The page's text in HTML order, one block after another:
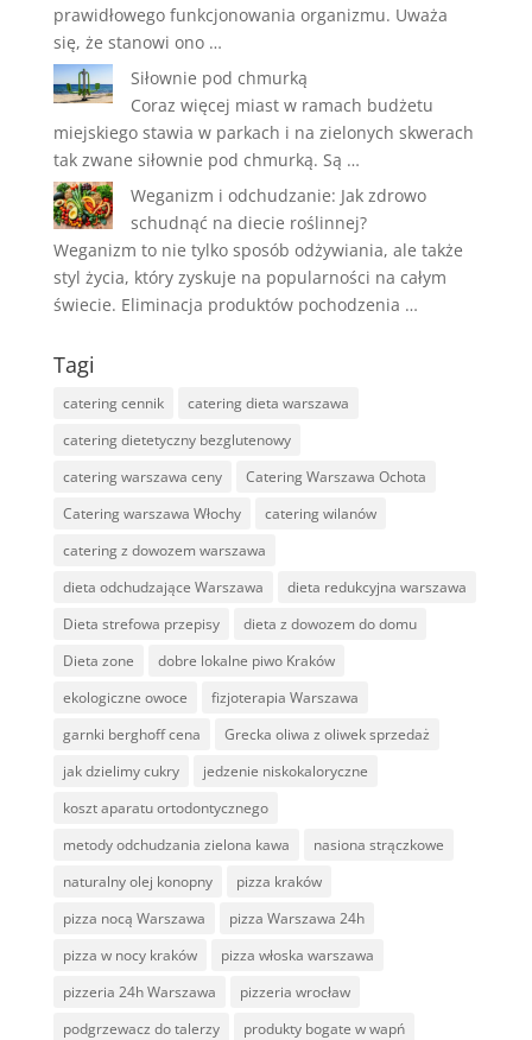
prawidłowego funkcjonowania organizmu. Uważa
się, że stanowi ono …
Siłownie pod chmurką
Coraz więcej miast w ramach budżetu
miejskiego stawia w parkach i na zielonych skwerach
tak zwane siłownie pod chmurką. Są …
Weganizm i odchudzanie: Jak zdrowo
schudnąć na diecie roślinnej?
Weganizm to nie tylko sposób odżywiania, ale także
styl życia, który zyskuje na popularności na całym
świecie. Eliminacja produktów pochodzenia …
Tagi
catering cennik
catering dieta warszawa
catering dietetyczny bezglutenowy
catering warszawa ceny
Catering Warszawa Ochota
Catering warszawa Włochy
catering wilanów
catering z dowozem warszawa
dieta odchudzające Warszawa
dieta redukcyjna warszawa
Dieta strefowa przepisy
dieta z dowozem do domu
Dieta zone
dobre lokalne piwo Kraków
ekologiczne owoce
fizjoterapia Warszawa
garnki berghoff cena
Grecka oliwa z oliwek sprzedaż
jak dzielimy cukry
jedzenie niskokaloryczne
koszt aparatu ortodontycznego
metody odchudzania zielona kawa
nasiona strączkowe
naturalny olej konopny
pizza kraków
pizza nocą Warszawa
pizza Warszawa 24h
pizza w nocy kraków
pizza włoska warszawa
pizzeria 24h Warszawa
pizzeria wrocław
podgrzewacz do talerzy
produkty bogate w wapń